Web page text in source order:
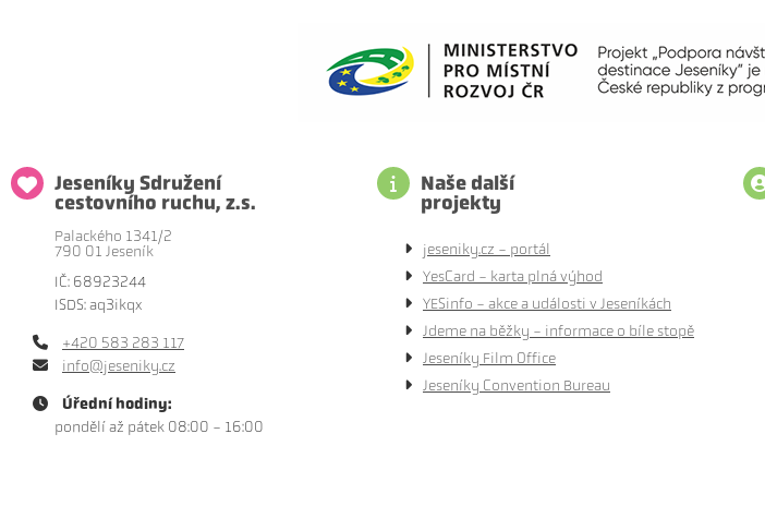
Jeseníky Sdružení
cestovního ruchu, z.s.
Palackého 1341/2
790 01 Jeseník
IČ: 68923244
ISDS: aq3ikqx
+420 583 283 117
info@jeseniky.cz
Úřední hodiny:
pondělí až pátek 08:00 - 16:00
Naše další
projekty
jeseniky.cz - portál
YesCard - karta plná výhod
YESinfo - akce a události v Jeseníkách
Jdeme na běžky - informace o bíle stopě
Jeseníky Film Office
Jeseníky Convention Bureau